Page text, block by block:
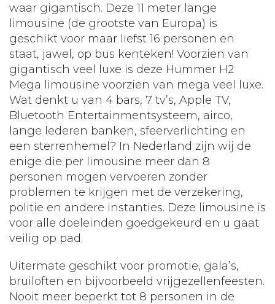
waar gigantisch. Deze 11 meter lange
limousine (de grootste van Europa) is
geschikt voor maar liefst 16 personen en
staat, jawel, op bus kenteken! Voorzien van
gigantisch veel luxe is deze Hummer H2
Mega limousine voorzien van mega veel luxe.
Wat denkt u van 4 bars, 7 tv’s, Apple TV,
Bluetooth Entertainmentsysteem, airco,
lange lederen banken, sfeerverlichting en
een sterrenhemel? In Nederland zijn wij de
enige die per limousine meer dan 8
personen mogen vervoeren zonder
problemen te krijgen met de verzekering,
politie en andere instanties. Deze limousine is
voor alle doeleinden goedgekeurd en u gaat
veilig op pad.
Uitermate geschikt voor promotie, gala’s,
bruiloften en bijvoorbeeld vrijgezellenfeesten.
Nooit meer beperkt tot 8 personen in de